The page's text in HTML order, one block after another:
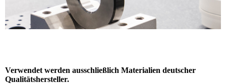
Verwendet werden ausschließlich Materialien deutscher
Qualitätshersteller.